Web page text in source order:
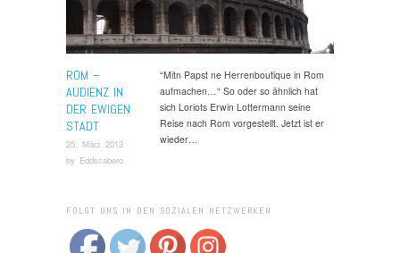
ROM –
AUDIENZ IN
DER EWIGEN
STADT
25. März 2013
by Eddscabero
“Mitn Papst ne Herrenboutique in Rom
aufmachen…“ So oder so ähnlich hat
sich Loriots Erwin Lottermann seine
Reise nach Rom vorgestellt. Jetzt ist er
wieder…
FOLGT UNS IN DEN SOZIALEN NETZWERKEN